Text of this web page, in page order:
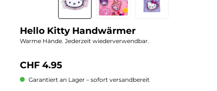
Hello Kitty Handwärmer
Warme Hände. Jederzeit wiederverwendbar.
CHF 4.95
Garantiert an Lager – sofort versandbereit